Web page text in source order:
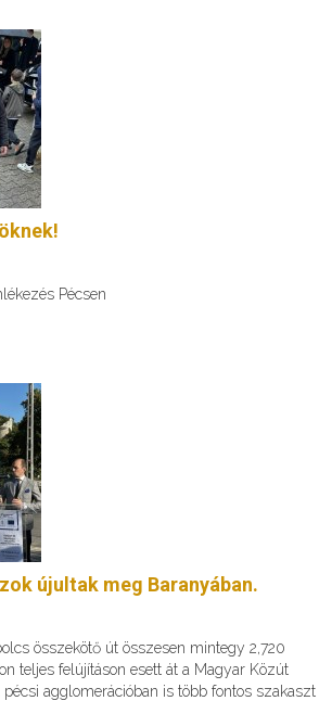
Pécsen
újultak meg Baranyában.
összekötő út összesen mintegy 2,720
teljes felújításon esett át a Magyar Közút
pécsi agglomerációban is több fontos szakaszt